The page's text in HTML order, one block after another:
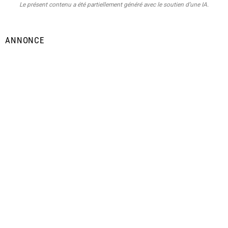
Le présent contenu a été partiellement généré avec le soutien d’une IA.
ANNONCE